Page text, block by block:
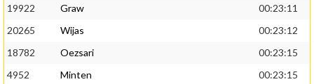
19922
Graw
00:23:11
20265
Wijas
00:23:12
18782
Oezsari
00:23:15
4952
Minten
00:23:15